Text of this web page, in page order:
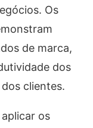
Os
de marca,
dos
clientes.
os